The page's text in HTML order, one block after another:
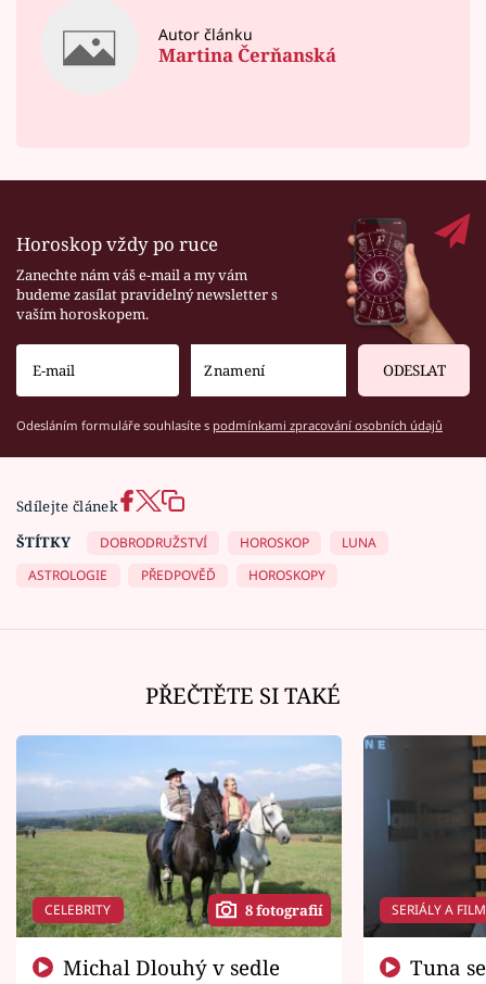
Autor článku
Martina Čerňanská
Horoskop vždy po ruce
Zanechte nám váš e-mail a my vám
budeme zasílat pravidelný newsletter s
vaším horoskopem.
ODESLAT
Odesláním formuláře souhlasíte s podmínkami zpracování osobních údajů
Sdílejte článek
ŠTÍTKY
DOBRODRUŽSTVÍ HOROSKOP
LUNA
ASTROLOGIE
PŘEDPOVĚĎ HOROSKOPY
PŘEČTĚTE SI TAKÉ
CELEBRITY 8 fotografií SERIÁLY A